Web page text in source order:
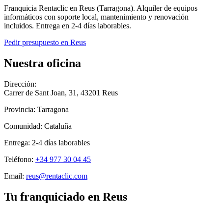
Franquicia Rentaclic en Reus (Tarragona). Alquiler de equipos
informáticos con soporte local, mantenimiento y renovación
incluidos. Entrega en 2-4 días laborables.
Pedir presupuesto en Reus
Nuestra oficina
Dirección:
Carrer de Sant Joan, 31 , 43201 Reus
Provincia: Tarragona
Comunidad: Cataluña
Entrega: 2-4 días laborables
Teléfono: +34 977 30 04 45
Email: reus@rentaclic.com
Tu franquiciado en Reus